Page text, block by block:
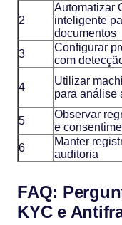
2
Automatizar
inteligente
documentos
3
Configurar
com
4
Utilizar
para análise
5
Observar
e
6
Manter
auditoria
FAQ:
KYC e